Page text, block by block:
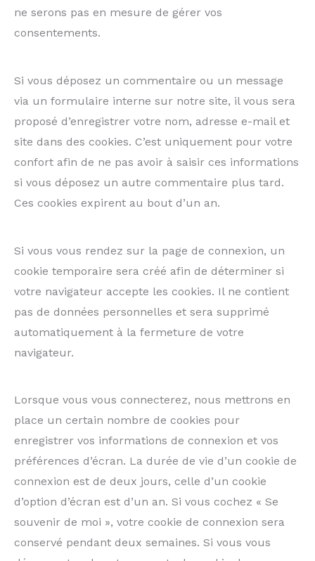
ne serons pas en mesure de gérer vos
consentements.
Si vous déposez un commentaire ou un message
via un formulaire interne sur notre site, il vous sera
proposé d’enregistrer votre nom, adresse e-mail et
site dans des cookies. C’est uniquement pour votre
confort afin de ne pas avoir à saisir ces informations
si vous déposez un autre commentaire plus tard.
Ces cookies expirent au bout d’un an.
Si vous vous rendez sur la page de connexion, un
cookie temporaire sera créé afin de déterminer si
votre navigateur accepte les cookies. Il ne contient
pas de données personnelles et sera supprimé
automatiquement à la fermeture de votre
navigateur.
Lorsque vous vous connecterez, nous mettrons en
place un certain nombre de cookies pour
enregistrer vos informations de connexion et vos
préférences d’écran. La durée de vie d’un cookie de
connexion est de deux jours, celle d’un cookie
d’option d’écran est d’un an. Si vous cochez « Se
souvenir de moi », votre cookie de connexion sera
conservé pendant deux semaines. Si vous vous